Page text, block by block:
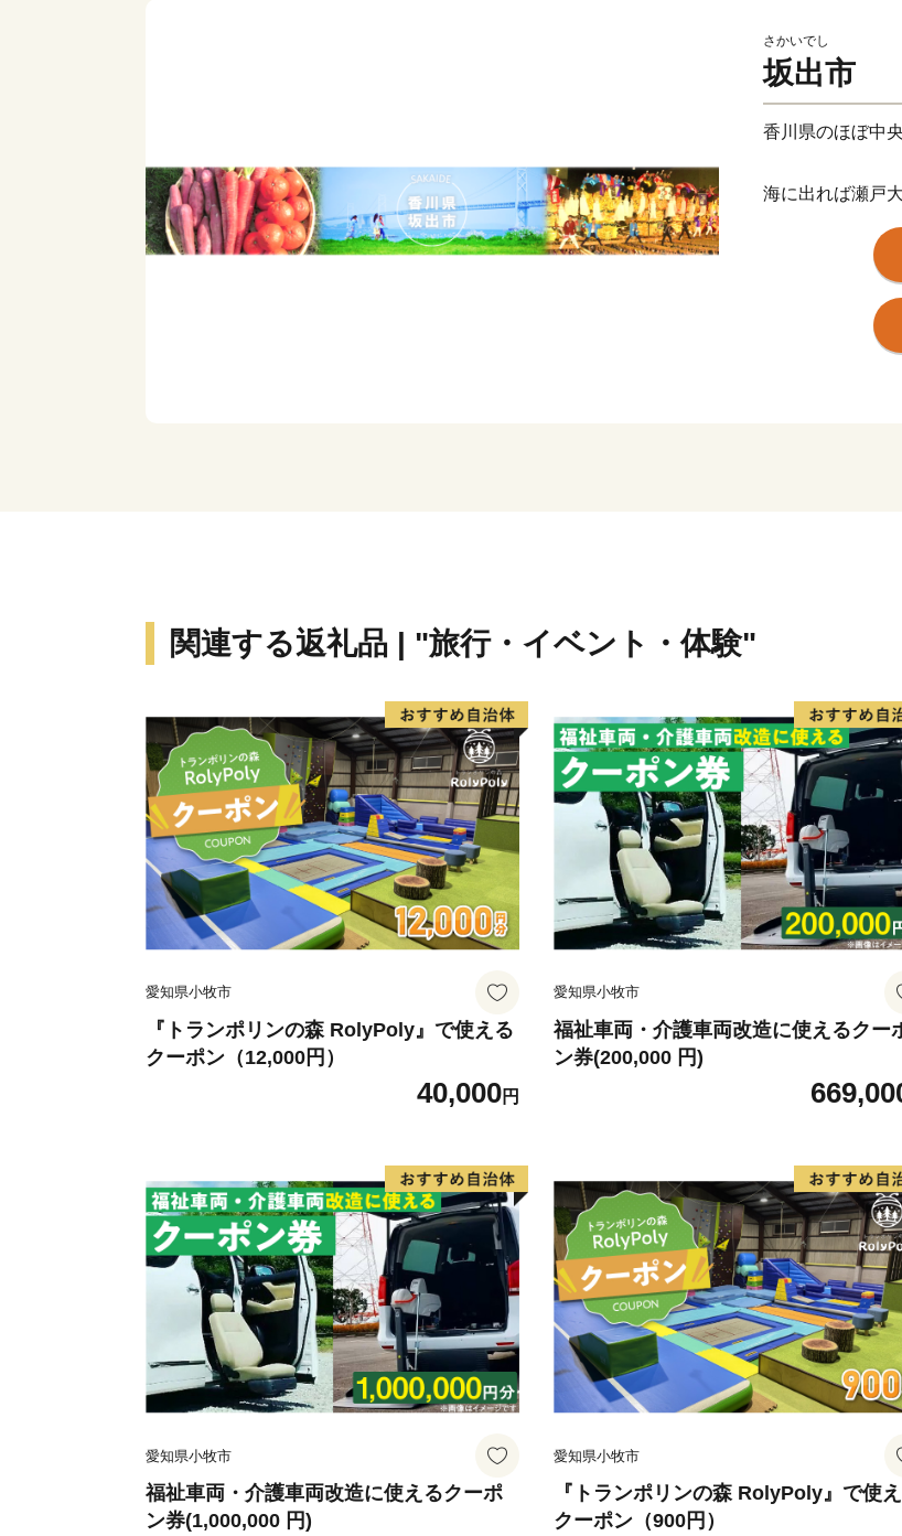
さかいでし
坂出市
香川県のほぼ中
海に出れば瀬戸
い景観を見せま
郊外には、快適
上皇ゆかりの白
下でも有数の桜
山、讃岐富士と
関連する返礼品 | "旅行・イベント・体験"
愛知県小牧市
『トランポリンの森 RolyPoly』で使える
クーポン（12,000円）
40,000円
愛知県小牧市
福祉車両・介護車両改造に使えるクー
ン券(200,000 円)
愛知県小牧市
福祉車両・介護車両改造に使えるクーポ
ン券(1,000,000 円)
愛知県小牧市
『トランポリンの森 RolyPoly』で使
クーポン（900円）